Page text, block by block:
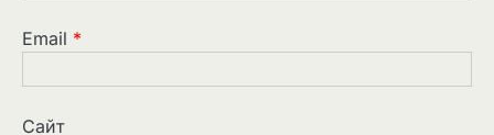
Email *
Сайт